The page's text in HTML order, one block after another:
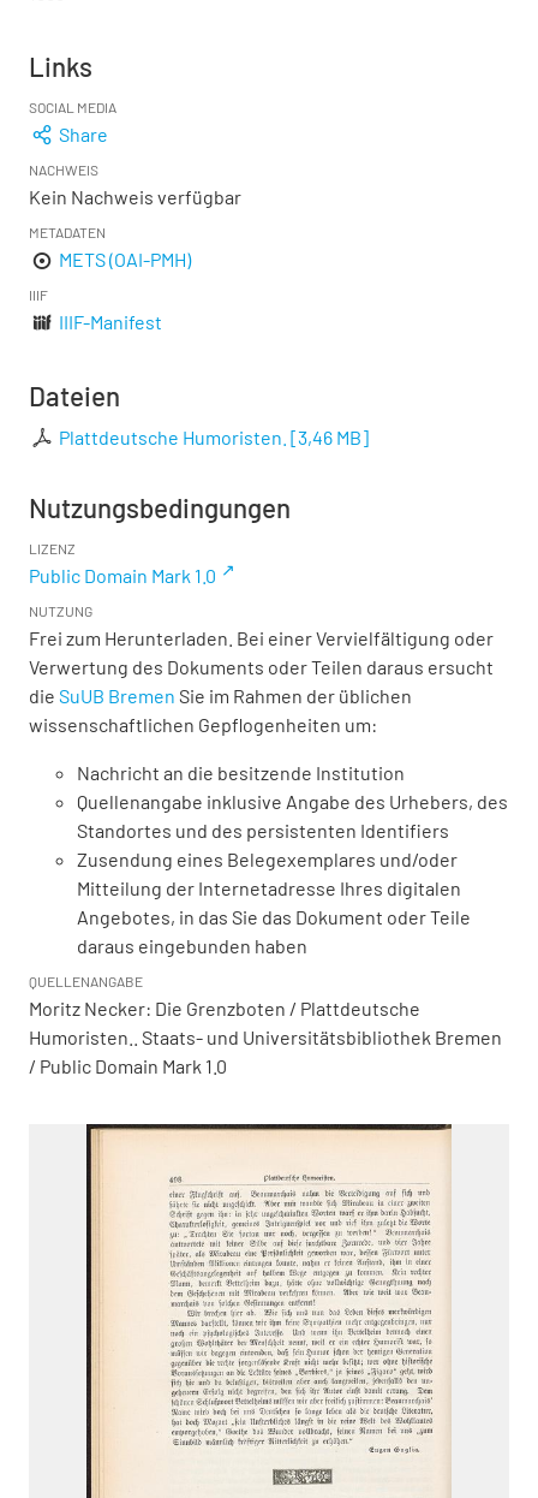
Links
SOCIAL MEDIA
Share
NACHWEIS
Kein Nachweis verfügbar
METADATEN
METS (OAI-PMH)
IIIF
IIIF-Manifest
Dateien
Plattdeutsche Humoristen. [3,46 MB]
Nutzungsbedingungen
LIZENZ
Public Domain Mark 1.0
NUTZUNG
Frei zum Herunterladen. Bei einer Vervielfältigung oder
Verwertung des Dokuments oder Teilen daraus ersucht
die SuUB Bremen Sie im Rahmen der üblichen
wissenschaftlichen Gepflogenheiten um:
Nachricht an die besitzende Institution
Quellenangabe inklusive Angabe des Urhebers, des
Standortes und des persistenten Identifiers
Zusendung eines Belegexemplares und/oder
Mitteilung der Internetadresse Ihres digitalen
Angebotes, in das Sie das Dokument oder Teile
daraus eingebunden haben
QUELLENANGABE
Moritz Necker: Die Grenzboten / Plattdeutsche
Humoristen.. Staats- und Universitätsbibliothek Bremen
/ Public Domain Mark 1.0